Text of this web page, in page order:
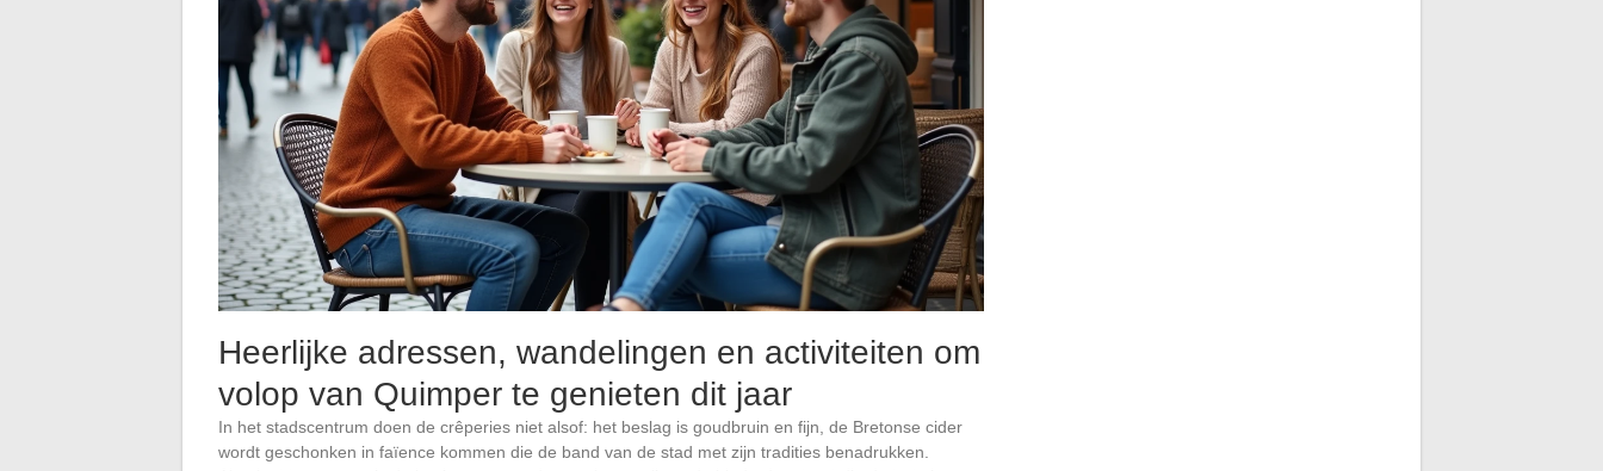
Heerlijke adressen, wandelingen en activiteiten om
volop van Quimper te genieten dit jaar
In het stadscentrum doen de crêperies niet alsof: het beslag is goudbruin en fijn, de Bretonse cider
wordt geschonken in faïence kommen die de band van de stad met zijn tradities benadrukken.